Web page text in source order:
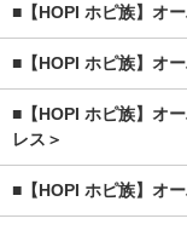
■【HOPI ホピ族】オ
■【HOPI ホピ族】オ
■【HOPI ホピ族】オ
レス＞
■【HOPI ホピ族】オ